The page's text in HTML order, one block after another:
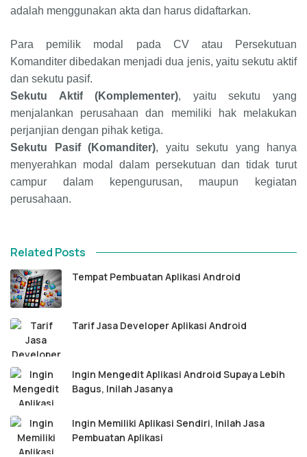
adalah menggunakan akta dan harus didaftarkan.
Para pemilik modal pada CV atau Persekutuan
Komanditer dibedakan menjadi dua jenis, yaitu sekutu aktif
dan sekutu pasif.
Sekutu Aktif
(Komplementer), yaitu sekutu yang
menjalankan perusahaan dan memiliki hak melakukan
perjanjian dengan pihak ketiga.
Sekutu Pasif (Komanditer), yaitu sekutu yang hanya
menyerahkan modal dalam persekutuan dan tidak turut
campur dalam kepengurusan, maupun kegiatan
perusahaan.
Related Posts
Tempat Pembuatan Aplikasi Android
Tarif Jasa Developer Aplikasi Android
Ingin Mengedit Aplikasi Android Supaya Lebih
Bagus, Inilah Jasanya
Ingin Memiliki Aplikasi Sendiri, Inilah Jasa
Pembuatan Aplikasi